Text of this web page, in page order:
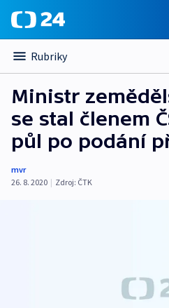
Rubriky
Ministr
se stal členem
půl po podání
mvr
26. 8. 2020 | Zdroj: ČTK